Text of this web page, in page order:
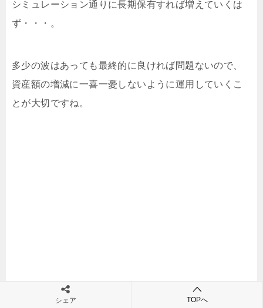
シミュレーション通りに長期保有すれば増えていくは
ず・・・。
多少の波はあっても最終的に良ければ問題ないので、
資産額の増減に一喜一憂しないように運用していくこ
とが大切ですね。
シェア TOPへ